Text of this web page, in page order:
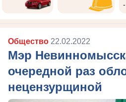
Общество 22.02.2022
Мэр
очередной раз
нецензурщиной